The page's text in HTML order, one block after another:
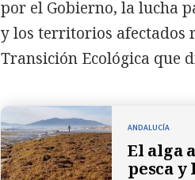
por el Gobierno, la lucha
y los territorios afectados
Transición Ecológica que
ANDALUCÍA
El alga
pesca